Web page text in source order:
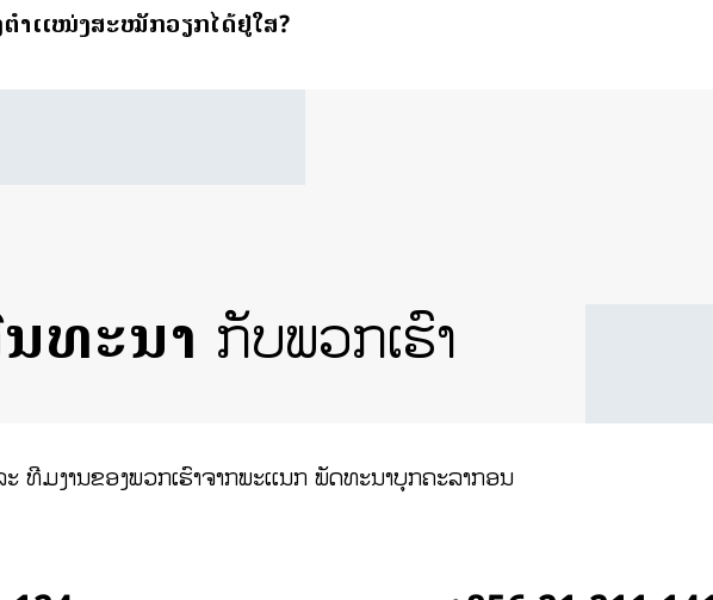
ຕຳເເໜ່ງສະໝັກວຽກໄດ້ຢູ່ໃສ?
ທະນາ ກັບພວກເຮົາ
ທີມງານຂອງພວກເຮົາຈາກພະເເນກ ພັດທະນາບຸກຄະລາກອນ